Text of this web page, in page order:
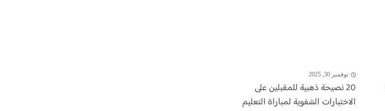
نوفمبر 30, 2025
20 نصيحة ذهبية للمقبلين على
الاختبارات الشفوية لمباراة التعليم